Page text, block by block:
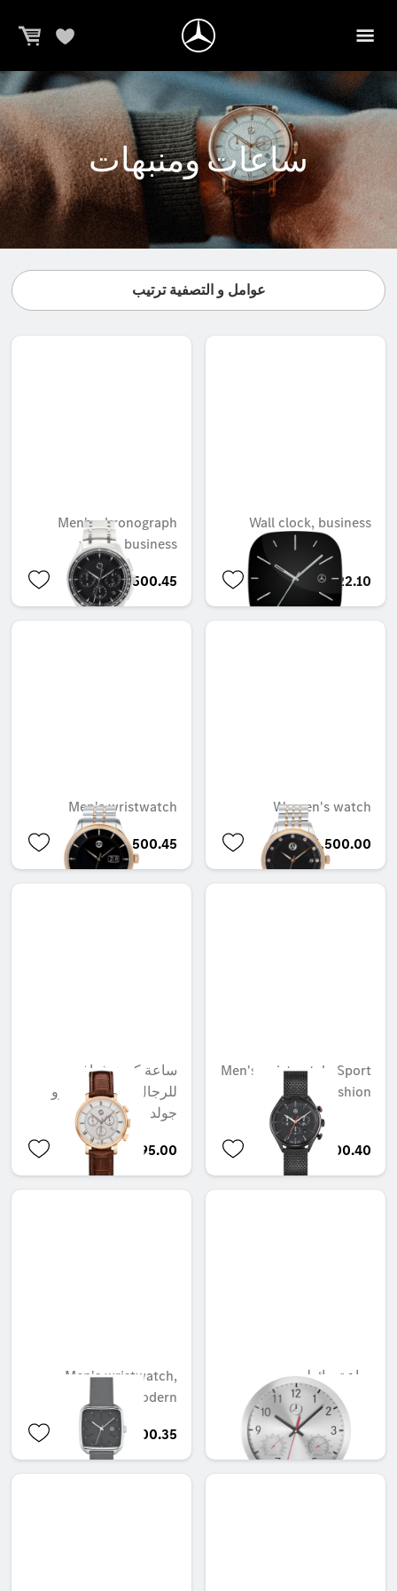
ساعات ومنبهات
عوامل و التصفية ترتيب
Wall clock, business
AED 422.10
Men's chronograph
watch, business
AED 1,500.45
Women's watch
AED 1,500.00
Men's wristwatch
AED 1,500.45
Men's wristwatch, Sport
Fashion
AED 1,100.40
ساعة كرونوغراف
للرجال، كلاسيك ريترو
جولد
AED 1,995.00
ساعة حائط
AED 220.50
Men's wristwatch,
Modern
AED 700.35